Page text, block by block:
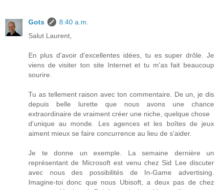
Gots
8:40 a.m.
Salut Laurent,
En plus d'avoir d'excellentes idées, tu es super drôle. Je
viens de visiter ton site Internet et tu m'as fait beaucoup
sourire.
Tu as tellement raison avec ton commentaire. De un, je dis
depuis belle lurette que nous avons une chance
extraordinaire de vraiment créer une niche, quelque chose
d'unique au monde. Les agences et les boîtes de jeux
aiment mieux se faire concurrence au lieu de s'aider.
Je te donne un exemple. La semaine dernière un
représentant de Microsoft est venu chez Sid Lee discuter
avec nous des possibilités de In-Game advertising.
Imagine-toi donc que nous Ubisoft, a deux pas de chez